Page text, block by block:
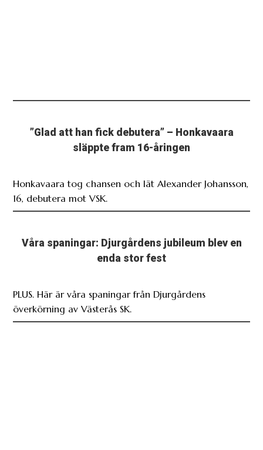
”Glad att han fick debutera” – Honkavaara
släppte fram 16-åringen
Honkavaara tog chansen och lät Alexander Johansson,
16, debutera mot VSK.
Våra spaningar: Djurgårdens jubileum blev en
enda stor fest
PLUS. Här är våra spaningar från Djurgårdens
överkörning av Västerås SK.